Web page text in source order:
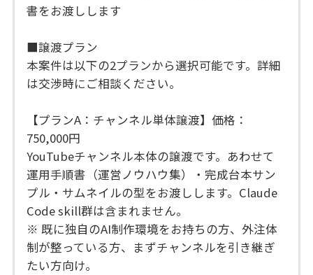
書をお渡しします
■譲渡プラン
本案件は以下の2プランから選択可能です。詳細
は交渉時にご相談ください。
【プランA：チャンネル単体譲渡】価格：
750,000円
YouTubeチャンネル本体の譲渡です。あわせて
運用手順書（運営ノウハウ集）・完成台本サン
プル・サムネイルの型をお渡しします。Claude
Code skill群は含まれません。
※ 既に独自のAI制作環境をお持ちの方、外注体
制が整っている方、まずチャンネルを引き継ぎ
たい方向け。